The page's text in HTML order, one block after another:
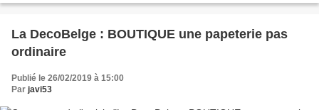
La DecoBelge : BOUTIQUE une papeterie pas
ordinaire
Publié le 26/02/2019 à 15:00
Par javi53